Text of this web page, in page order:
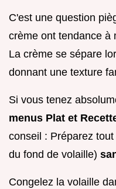
C'est une question
crème ont tendance à
La crème se sépare
donnant une texture
Si vous tenez
menus Plat et
conseil : Préparez
du fond de volaille)
Congelez la volaille